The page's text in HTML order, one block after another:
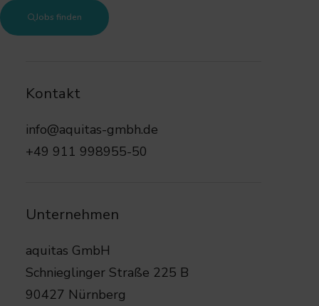
Jobs finden
Kontakt
info@aquitas-gmbh.de
+49 911 998955-50
Unternehmen
aquitas GmbH
Schnieglinger Straße 225 B
90427 Nürnberg
Vollzeit
85.000 € – 105.000 €